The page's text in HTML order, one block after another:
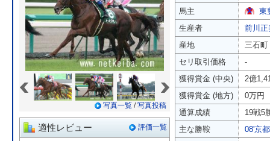
写真一覧 /写真投稿
適性レビュー 評価一覧
馬主
東
生産者
前川正
産地
三石町
セリ取引価格
-
獲得賞金 (中央)
2億
獲得賞金 (地方)
0万円
通算成績
19戦5
主な勝鞍
08'京